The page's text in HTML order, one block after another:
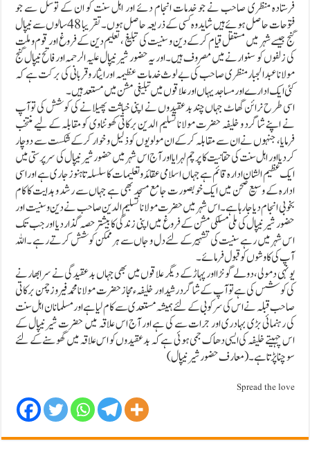
فرستادہ منظری صاحب نے جو خدمات انجام دئے اور اہل سنت کو ان کے توسل سے جو
فتوحات حاصل ہوئے ہیں شاید وہ کسی کے ذریعہ حاصل ہوں۔ تقریبا 48 سالوں سے نیپال
گنج جیسے شہر میں مستقل قیام کرکے دین و سنیت کی تبلیغ ،تعلیم دین کے فروغ اور قوم و ملت
کی زلفوں کو سنوارنے میں مصروف ہیں۔اور یہ حضور شیرنیپال علیہ الرحمہ اور فاتح نیپال گنج
مولانا عبدالجبار منظری صاحب کی بے لوث خدمات عظیمہ اور ایثار و قربانی کی برکت ہے کہ
کئی ایک ادارے اور مساجد یہاں اور علاقوں میں تبلیغی مشن میں مستعد ہیں۔
اسی طرح نرائن گھاٹ جہاں چند بدعقیدوں نے اپنی خباثت پھیلانے کی کوشش کی توآپ
نے اپنے شاگرد و خلیفہ حضرت مولانا تسلیم الدین برکاتی کھونٹاوی کو مقابلہ کے لیے منتخب
فرمایا، جنہوں نے ان سے مقابلہ کرکے ان مولویوں کو ذلیل و خوار کرکے شکست سے دوچار
کردیا اور اہل سنت کی حقانیت کا پرچم لہرایا اور آج اس شہر میں حضور شیرنیپال کی سرپرستی میں
ایک عظیم الشان ادارہ قائم ہے جہاں اسلامی عقائد و تعلیمات کا سلسلہ تاہنوز جاری ہے اور اسی
ادارہ کے وسیع صحن میں ایک خوبصورت جامع مسجد بھی ہے جہاں سے رشد و ہدایت کا کام
بخوبی انجام دیا جارہا ہے۔اس شہر میں حضرت مولانا تسلیم الدین صاحب نے دین و سنیت اور
حضور شیرنیپال کی ملی مسلکی مشن کے فروغ میں اپنی زندگی کا بیشتر حصہ گذاردیا اور جب تک
اس شہر میں رہے سنیت کی تشہیر کے لئے دل و جاں سے ہر ممکن کوشش کرتے رہے ۔اللہ
آپ کی کاوشوں کو قبول فرمائے۔
یونہی دمولی ،دولے گونڑا اور پہاڑ کے دیگر علاقوں میں بھی جہاں بدعقیدگی نے سرابھارنے
کی کوشس کی ہے تو آپ کے شاگرد رشید اور خلیفہ ء مجاز حضرت مولانا محمد فیروز چمن برکاتی
صاحب قبلہ نے اس کی سرکوبی کے لئے ہمیشہ مستعدی سے کام لیا ہے اور مسلمانان اہل سنت
کی رہنمائی بڑی بہادری اور جرات سے کی ہے اور آج اس علاقہ میں حضرت شیرنیپال کے
اس چہیتے خلیفہ کی ایسی دھاک جمی ہوئی ہے کہ بدعقیدوں کو اس علاقہ میں گھوسنے کے لئے
سوچنا پڑتا ہے۔ (معارف حضور شیرنیپال)
Spread the love